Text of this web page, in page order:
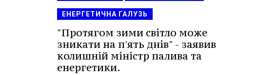
ЕНЕРГЕТИЧНА ГАЛУЗЬ
"Протягом зими світло може
зникати на п'ять днів" - заявив
колишній міністр палива та
енергетики.